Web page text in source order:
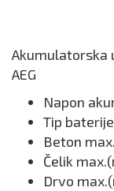
Akumulatorska
AEG
Napon
Tip
Beton
Čelik
Drvo